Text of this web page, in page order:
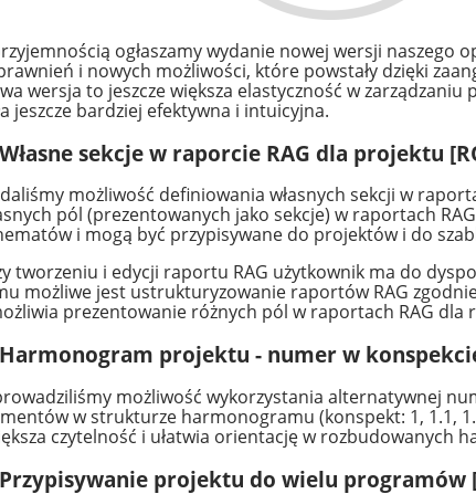
ogłaszamy wydanie nowej wersji naszego
i nowych możliwości, które powstały dzięki
wersja to jeszcze większa elastyczność w
jeszcze bardziej efektywna i intuicyjna.
sekcje w raporcie RAG dla projektu
możliwość definiowania własnych sekcji w
pól (prezentowanych jako sekcje) w raportach
i mogą być przypisywane do projektów i do
tworzeniu i edycji raportu RAG użytkownik ma do
możliwe jest ustrukturyzowanie raportów RAG
prezentowanie różnych pól w raportach RAG dla
projektu - numer w
możliwość wykorzystania alternatywnej
w strukturze harmonogramu (konspekt: 1, 1.1,
czytelność i ułatwia orientację w rozbudowanych
projektu do wielu programów